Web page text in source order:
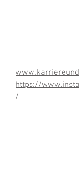
https://
/